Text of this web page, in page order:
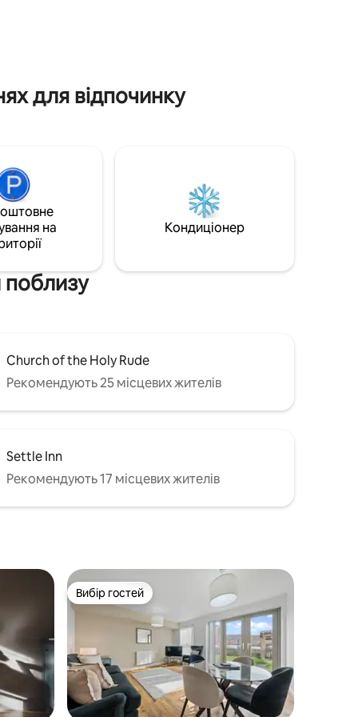
для відпочинку
на
Кондиціонер
поблизу
Church of the Holy Rude
Рекомендують 25 місцевих жителів
Settle Inn
Рекомендують 17 місцевих жителів
Вибір гостей
Вибір гостей